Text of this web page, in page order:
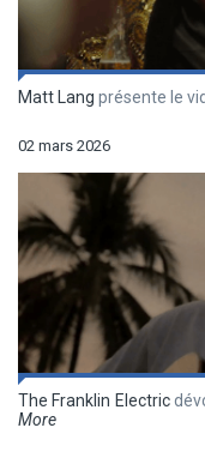
Matt Lang présente le
02 mars 2026
The Franklin Electric
More